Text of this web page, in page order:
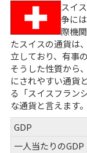
スイ
争に
際機
たスイスの通貨は
立しており、有事
そうした性質から
にされやすい通貨
る「スイスフラン
な通貨と言えます。
GDP
一人当たりのGDP